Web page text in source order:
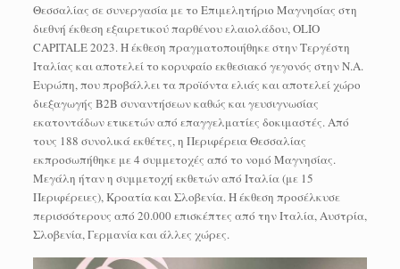
Θεσσαλίας σε συνεργασία με το Επιμελητήριο Μαγνησίας στη
διεθνή έκθεση εξαιρετικού παρθένου ελαιολάδου, OLIO
CAPITALE 2023. Η έκθεση πραγματοποιήθηκε στην Τεργέστη
Ιταλίας και αποτελεί το κορυφαίο εκθεσιακό γεγονός στην Ν.Α.
Ευρώπη, που προβάλλει τα προϊόντα ελιάς και αποτελεί χώρο
διεξαγωγής Β2Β συναντήσεων καθώς και γευσιγνωσίας
εκατοντάδων ετικετών από επαγγελματίες δοκιμαστές. Από
τους 188 συνολικά εκθέτες, η Περιφέρεια Θεσσαλίας
εκπροσωπήθηκε με 4 συμμετοχές από το νομό Μαγνησίας.
Μεγάλη ήταν η συμμετοχή εκθετών από Ιταλία (με 15
Περιφέρειες), Κροατία και Σλοβενία. Η έκθεση προσέλκυσε
περισσότερους από 20.000 επισκέπτες από την Ιταλία, Αυστρία,
Σλοβενία, Γερμανία και άλλες χώρες.